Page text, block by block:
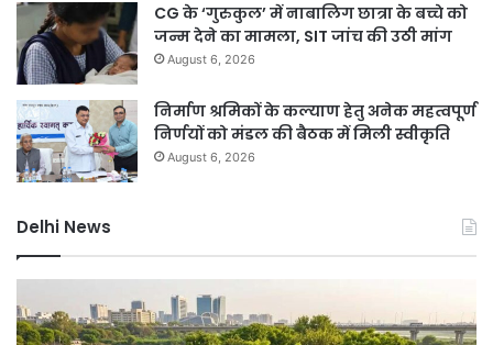
CG के ‘गुरुकुल’ में नाबालिग छात्रा के बच्चे को
जन्म देने का मामला, SIT जांच की उठी मांग
August 6, 2026
निर्माण श्रमिकों के कल्याण हेतु अनेक महत्वपूर्ण
निर्णयों को मंडल की बैठक में मिली स्वीकृति
August 6, 2026
Delhi News
रिज
को